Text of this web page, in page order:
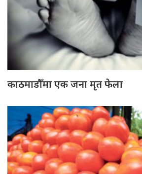
काठमाडौँमा एक जना मृत फेला